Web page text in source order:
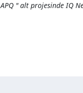
" alt projesinde IQ